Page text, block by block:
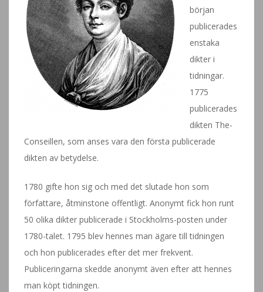
början
publicerades
enstaka
dikter i
tidningar.
1775
publicerades
dikten The-
Conseillen, som anses vara den första publicerade
dikten av betydelse.
1780 gifte hon sig och med det slutade hon som
författare, åtminstone offentligt. Anonymt fick hon runt
50 olika dikter publicerade i Stockholms-posten under
1780-talet. 1795 blev hennes man ägare till tidningen
och hon publicerades efter det mer frekvent.
Publiceringarna skedde anonymt även efter att hennes
man köpt tidningen.